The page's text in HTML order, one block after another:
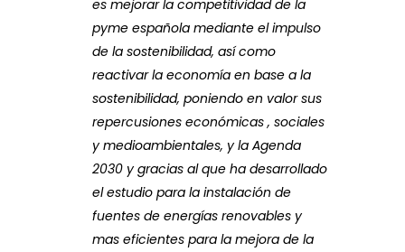
es mejorar la competitividad de la
pyme española mediante el impulso
de la sostenibilidad, así como
reactivar la economía en base a la
sostenibilidad, poniendo en valor sus
repercusiones económicas , sociales
y medioambientales, y la Agenda
2030 y gracias al que ha desarrollado
el estudio para la instalación de
fuentes de energías renovables y
mas eficientes para la mejora de la